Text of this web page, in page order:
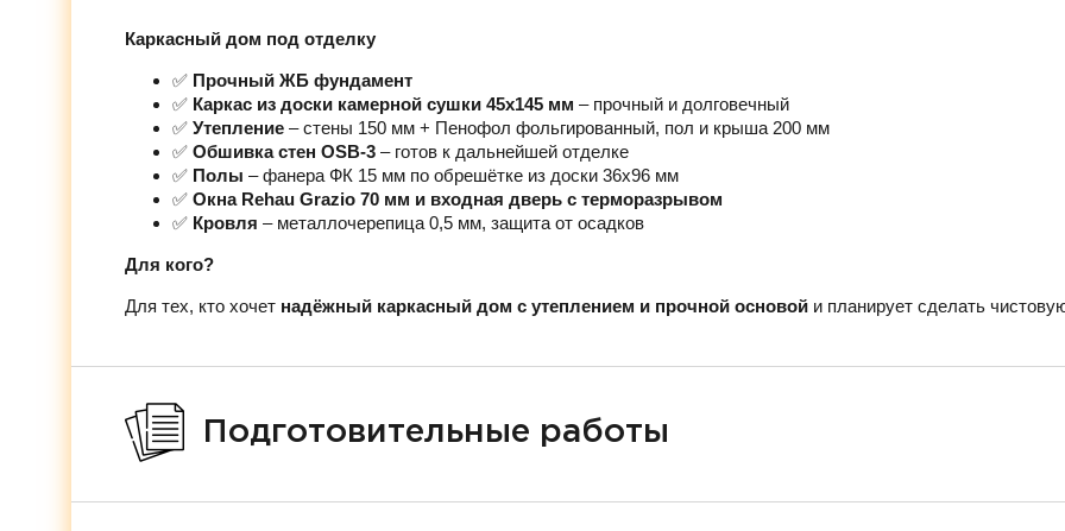
Каркасный дом под отделку
✅ Прочный ЖБ фундамент
✅ Каркас из доски камерной сушки 45х145 мм – прочный и долговечный
✅ Утепление – стены 150 мм + Пенофол фольгированный, пол и крыша 200 мм
✅ Обшивка стен OSB-3 – готов к дальнейшей отделке
✅ Полы – фанера ФК 15 мм по обрешётке из доски 36х96 мм
✅ Окна Rehau Grazio 70 мм и входная дверь с терморазрывом
✅ Кровля – металлочерепица 0,5 мм, защита от осадков
Для кого?
Для тех, кто хочет надёжный каркасный дом с утеплением и прочной основой и планирует сделать
Подготовительные работы